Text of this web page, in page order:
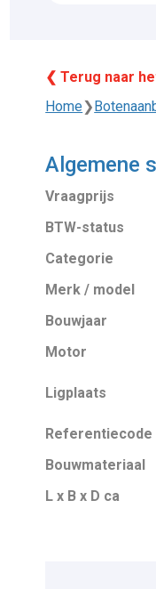
❮ Terug naar
Home❯
Algemene
Vraagprijs
BTW-status
Categorie
Merk / model
Bouwjaar
Motor
Ligplaats
Referentiecode
Bouwmateriaal
L x B x D ca